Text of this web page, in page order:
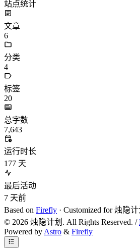
站点统计
文章
6
分类
4
标签
20
总字数
7,643
运行时长
177 天
最后活动
7 天前
Based on Firefly · Customized for 烛隐计
© 2026 烛隐计划. All Rights Reserved. /
Powered byAstro & Firefly